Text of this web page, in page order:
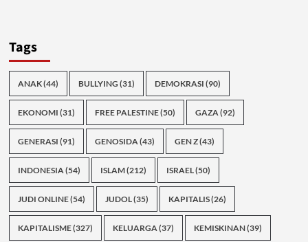
Tags
ANAK(44) BULLYING (31) DEMOKRASI (90)
EKONOMI (31) FREE PALESTINE(50) GAZA(92)
GENERASI (91) GENOSIDA(43) GEN Z(43)
INDONESIA(54) ISLAM(212) ISRAEL(50)
JUDI ONLINE(54) JUDOL(35) KAPITALIS(26)
KAPITALISME(327) KELUARGA(37) KEMISKINAN(39)